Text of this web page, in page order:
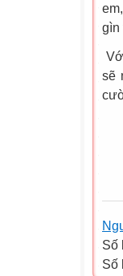
gìn
sẽ
Số
Số